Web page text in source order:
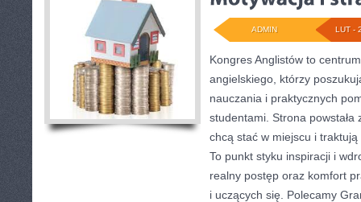
LUT -
ADMIN
Kongres Anglistów to
angielskiego, którzy
nauczania i praktycznych
studentami. Strona
chcą stać w miejscu i
To punkt styku inspiracji i
realny postęp oraz komfort
i uczących się. Polecamy